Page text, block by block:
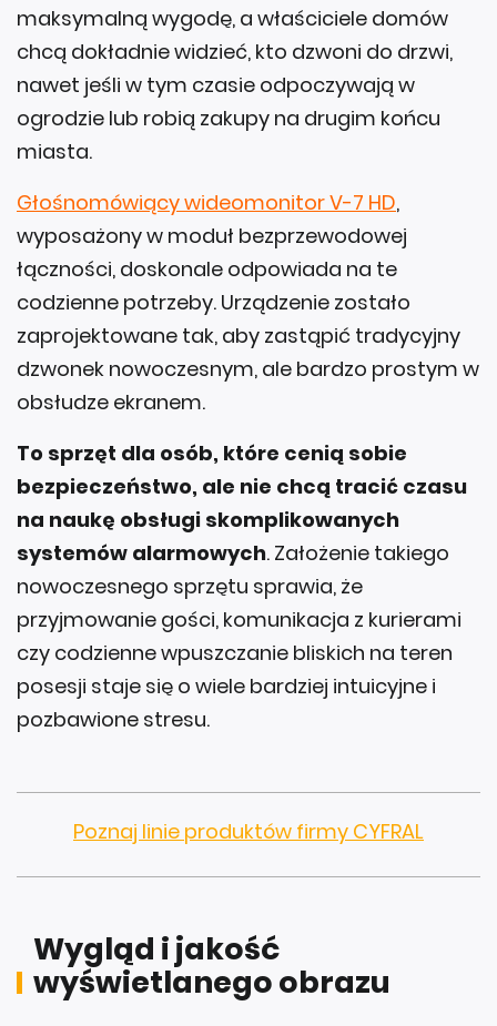
maksymalną wygodę, a właściciele domów
chcą dokładnie widzieć, kto dzwoni do drzwi,
nawet jeśli w tym czasie odpoczywają w
ogrodzie lub robią zakupy na drugim końcu
miasta.
Głośnomówiący wideomonitor V-7 HD,
wyposażony w moduł bezprzewodowej
łączności, doskonale odpowiada na te
codzienne potrzeby. Urządzenie zostało
zaprojektowane tak, aby zastąpić tradycyjny
dzwonek nowoczesnym, ale bardzo prostym w
obsłudze ekranem.
To sprzęt dla osób, które cenią sobie
bezpieczeństwo, ale nie chcą tracić czasu
na naukę obsługi skomplikowanych
systemów alarmowych. Założenie takiego
nowoczesnego sprzętu sprawia, że
przyjmowanie gości, komunikacja z kurierami
czy codzienne wpuszczanie bliskich na teren
posesji staje się o wiele bardziej intuicyjne i
pozbawione stresu.
Poznaj linie produktów firmy CYFRAL
Wygląd i jakość
wyświetlanego obrazu